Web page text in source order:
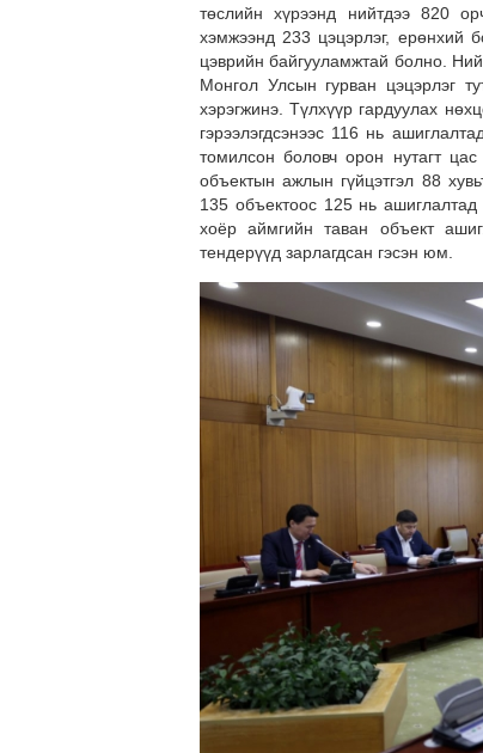
төслийн хүрээнд нийтдээ 820
хэмжээнд 233 цэцэрлэг, ерөнхий
цэврийн байгууламжтай болно.
Монгол Улсын гурван цэцэрлэг
хэрэгжинэ. Түлхүүр гардуулах
гэрээлэгдсэнээс 116 нь
томилсон боловч орон нутагт
объектын ажлын гүйцэтгэл 88
135 объектоос 125 нь ашиглалтад
хоёр аймгийн таван объект
тендерүүд зарлагдсан гэсэн юм.